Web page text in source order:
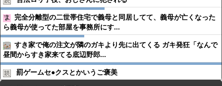
完全分離型の二世帯住宅で義母と同居してて、義母が亡くなった
ら義母が使ってた部屋を事務所にす...
すき家で俺の注文が隣のガキより先に出てくる ガキ発狂「なんで
昼間からすき家来てる底辺野郎...
罰ゲームセ●︎クスとかいうご褒美